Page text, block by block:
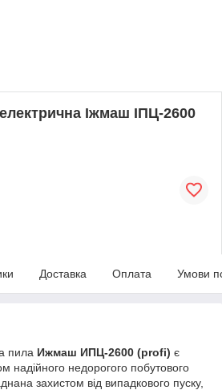
Іжмаш ІПЦ-2600
Доставка Оплата Умови
пила Ижмаш ИПЦ-2600 (profi) є
надійного недорогого побутового
захистом від випадкового пуску,